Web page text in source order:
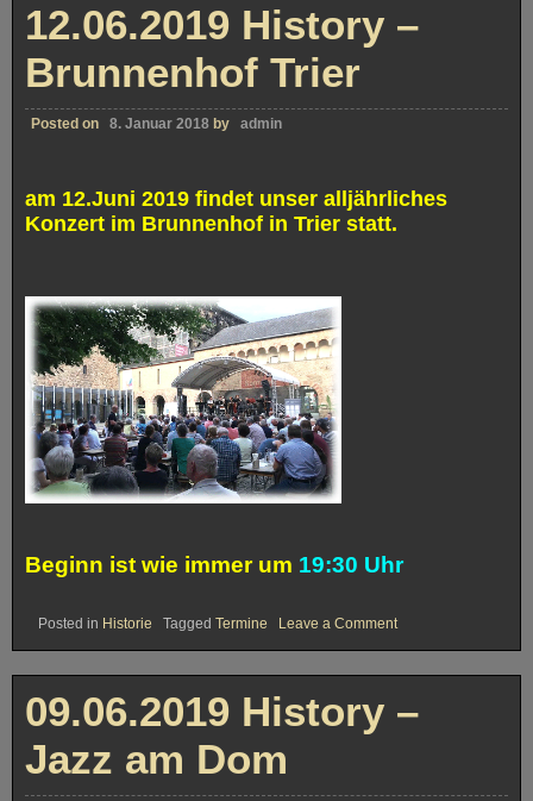
in
Bitburg
12.06.2019 History –
Brunnenhof Trier
Posted on 8. Januar 2018 by admin
am 12.Juni 2019 findet unser alljährliches
Konzert im Brunnenhof in Trier statt.
Beginn ist wie immer um 19:30 Uhr
Posted in Historie Tagged Termine Leave a Commenton
History
–
09.06.2019 History –
Jazz am Dom